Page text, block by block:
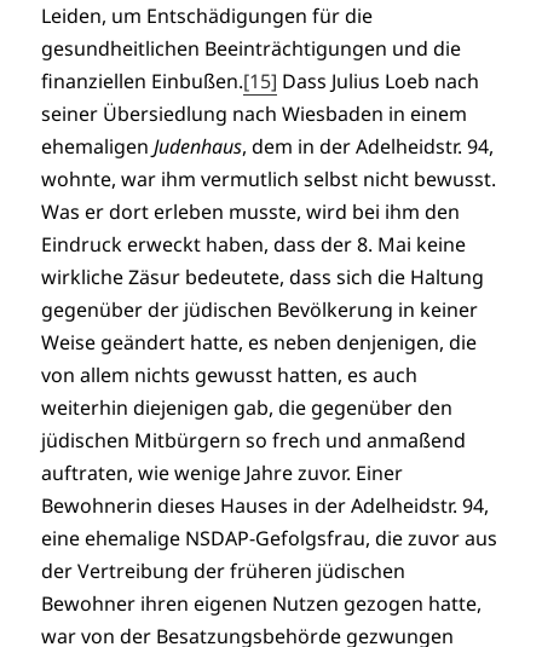
Leiden, um Entschädigungen für die
gesundheitlichen Beeinträchtigungen und die
finanziellen Einbußen.[15] Dass Julius Loeb nach
seiner Übersiedlung nach Wiesbaden in einem
ehemaligenJudenhaus, dem in der Adelheidstr. 94,
wohnte, war ihm vermutlich selbst nicht bewusst.
Was er dort erleben musste, wird bei ihm den
Eindruck erweckt haben, dass der 8. Mai keine
wirkliche Zäsur bedeutete, dass sich die Haltung
gegenüber der jüdischen Bevölkerung in keiner
Weise geändert hatte, es neben denjenigen, die
von allem nichts gewusst hatten, es auch
weiterhin diejenigen gab, die gegenüber den
jüdischen Mitbürgern so frech und anmaßend
auftraten, wie wenige Jahre zuvor. Einer
Bewohnerin dieses Hauses in der Adelheidstr. 94,
eine ehemalige NSDAP-Gefolgsfrau, die zuvor aus
der Vertreibung der früheren jüdischen
Bewohner ihren eigenen Nutzen gezogen hatte,
war von der Besatzungsbehörde gezwungen